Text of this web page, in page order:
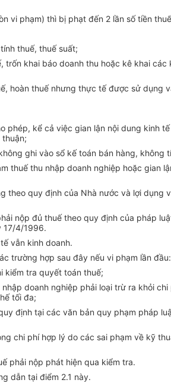
vi phạm) thì bị phạt đến 2 lần số tiền
thuế, thuế suất;
khai báo doanh thu hoặc kê khai
hoàn thuế nhưng thực tế được sử dụng
kể cả việc gian lận nội dung kinh
ghi vào sổ kế toán bán hàng, không
thuế thu nhập doanh nghiệp hoặc gian
quy định của Nhà nước và lợi dụng
nộp đủ thuế theo quy định của pháp
17/4/1996.
vẫn kinh doanh.
trường hợp sau đây nếu vi phạm lần đầu:
kiểm tra quyết toán thuế;
doanh nghiệp phải loại trừ ra khỏi
tối đa;
định tại các văn bản quy phạm pháp
chi phí hợp lý do các sai phạm về kỹ
phải nộp phát hiện qua kiểm tra.
dẫn tại điểm 2.1 này.